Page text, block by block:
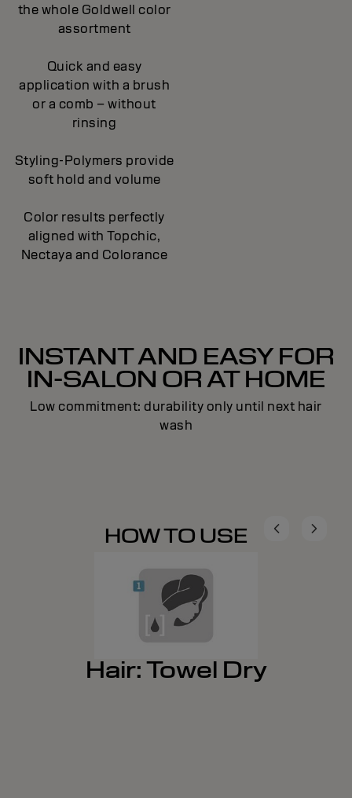
the whole Goldwell color
assortment
Quick and easy
application with a brush
or a comb – without
rinsing
Styling-Polymers provide
soft hold and volume
Color results perfectly
aligned with Topchic,
Nectaya and Colorance
INSTANT AND EASY FOR
IN-SALON OR AT HOME
Low commitment: durability only until next hair
wash
HOW TO USE
Hair: Towel Dry